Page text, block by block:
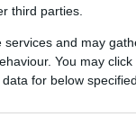
third parties.
and may
You may
for below
ιδιοκτήτης
ότι οι
δουν την